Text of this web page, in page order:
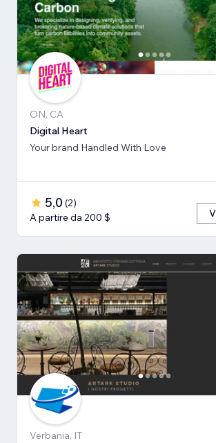
ON, CA
Digital Heart
Your brand Handled With Love
5,0 (2)
A partire da 200 $
Verbania, IT